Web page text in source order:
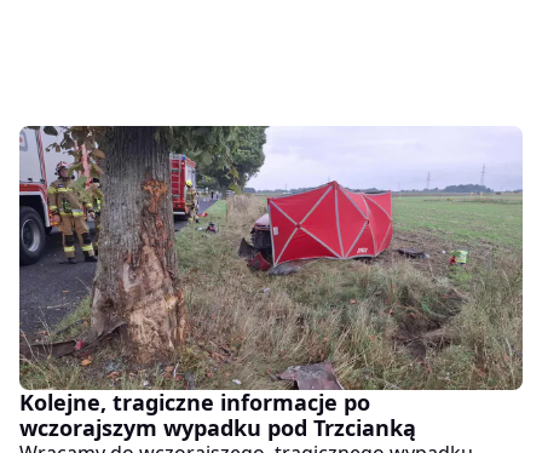
Kolejne, tragiczne informacje po
wczorajszym wypadku pod Trzcianką